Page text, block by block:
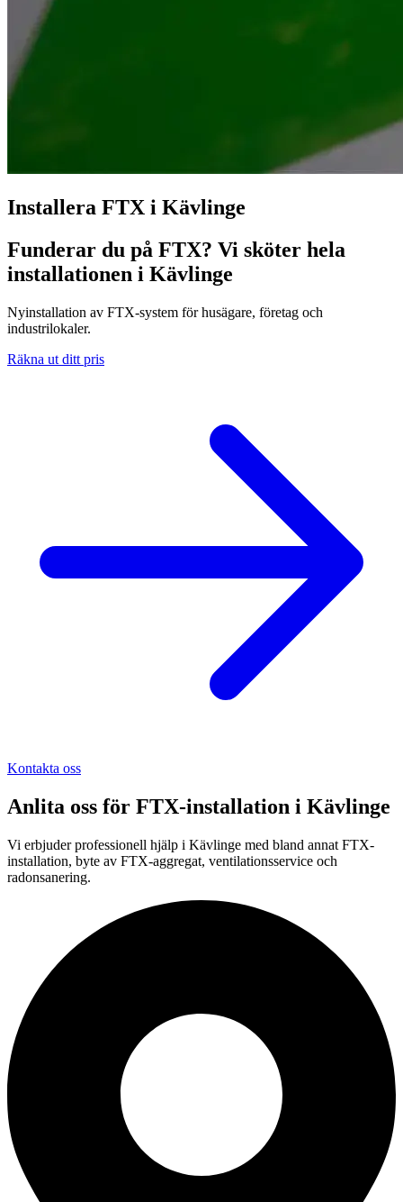
Installera FTX i Kävlinge
Funderar du på FTX? Vi sköter hela
installationen i Kävlinge
Nyinstallation av FTX-system för husägare, företag och
industrilokaler.
Räkna ut ditt pris
Kontakta oss
Anlita oss för FTX-installation i Kävlinge
Vi erbjuder professionell hjälp i Kävlinge med bland annat FTX-
installation, byte av FTX-aggregat, ventilationsservice och
radonsanering.